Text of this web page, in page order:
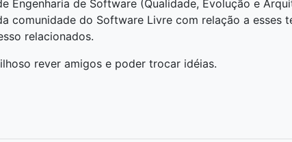
Engenharia de Software (Qualidade, Evolução e
comunidade do Software Livre com relação a esses
relacionados.
rever amigos e poder trocar idéias.